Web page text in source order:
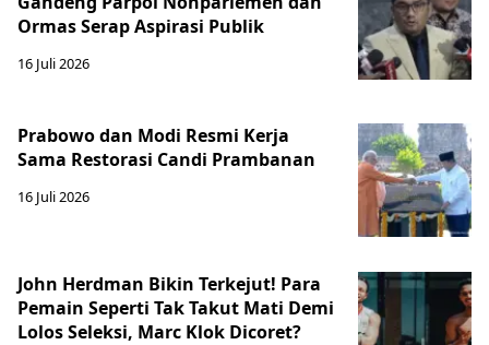
Ormas Serap Aspirasi Publik
16 Juli 2026
Prabowo dan Modi Resmi Kerja
Sama Restorasi Candi Prambanan
16 Juli 2026
John Herdman Bikin Terkejut! Para
Pemain Seperti Tak Takut Mati Demi
Lolos Seleksi, Marc Klok Dicoret?